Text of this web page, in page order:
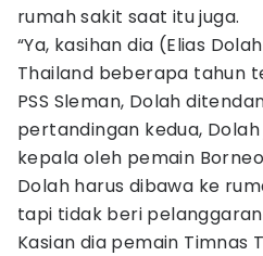
rumah sakit saat itu juga.
“Ya, kasihan dia (Elias
Thailand beberapa tahun
PSS Sleman, Dolah
pertandingan kedua,
kepala oleh pemain
Dolah harus dibawa ke
tapi tidak beri
Kasian dia pemain Timnas